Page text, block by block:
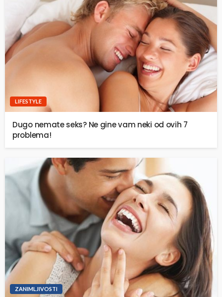
LIFESTYLE
Dugo nemate seks? Ne gine vam neki od ovih 7
problema!
ZANIMLJIVOSTI